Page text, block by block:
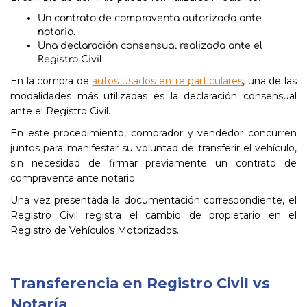
Un contrato de compraventa autorizado ante
notario.
Una declaración consensual realizada ante el
Registro Civil.
En la compra de autos usados entre particulares, una de las
modalidades más utilizadas es la declaración consensual
ante el Registro Civil.
En este procedimiento, comprador y vendedor concurren
juntos para manifestar su voluntad de transferir el vehículo,
sin necesidad de firmar previamente un contrato de
compraventa ante notario.
Una vez presentada la documentación correspondiente, el
Registro Civil registra el cambio de propietario en el
Registro de Vehículos Motorizados.
Transferencia en Registro Civil vs